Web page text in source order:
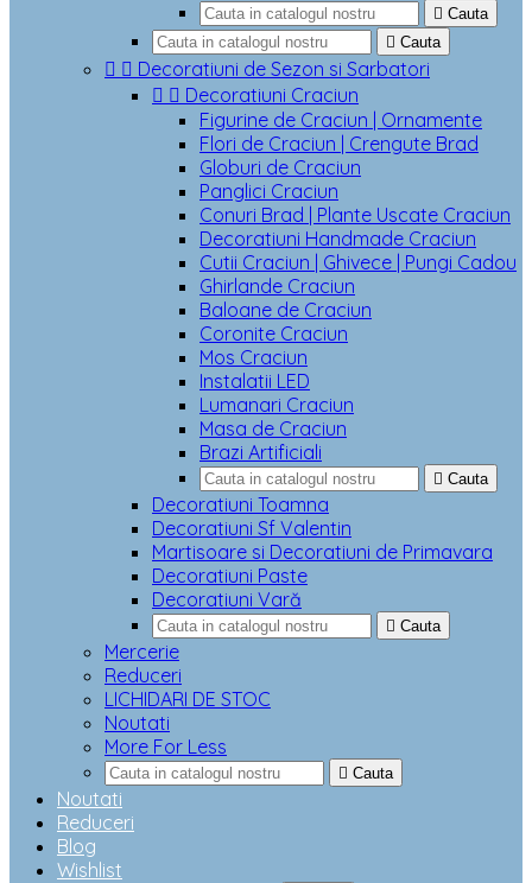
 Cauta
 Cauta
  Decoratiuni de Sezon si Sarbatori
  Decoratiuni Craciun
Figurine de Craciun | Ornamente
Flori de Craciun | Crengute Brad
Globuri de Craciun
Panglici Craciun
Conuri Brad | Plante Uscate Craciun
Decoratiuni Handmade Craciun
Cutii Craciun | Ghivece | Pungi Cadou
Ghirlande Craciun
Baloane de Craciun
Coronite Craciun
Mos Craciun
Instalatii LED
Lumanari Craciun
Masa de Craciun
Brazi Artificiali
 Cauta
Decoratiuni Toamna
Decoratiuni Sf Valentin
Martisoare si Decoratiuni de Primavara
Decoratiuni Paste
Decoratiuni Vară
 Cauta
Mercerie
Reduceri
LICHIDARI DE STOC
Noutati
More For Less
 Cauta
Noutati
Reduceri
Blog
Wishlist